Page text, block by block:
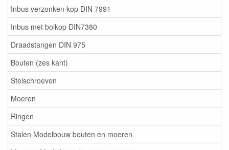
Inbus verzonken kop DIN 7991
Inbus met bolkop DIN7380
Draadstangen DIN 975
Bouten (zes kant)
Stelschroeven
Moeren
Ringen
Stalen Modelbouw bouten en moeren